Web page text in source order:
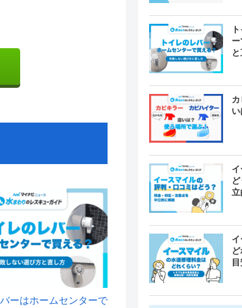
バーはホームセンターで
い
立